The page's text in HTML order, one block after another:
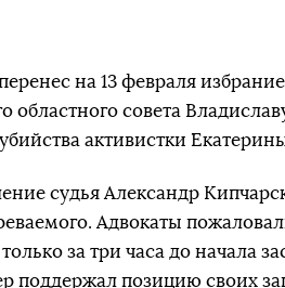
на 13 февраля
областного совета
активистки
судья Александр
Адвокаты
за три часа до начала
поддержал позицию своих